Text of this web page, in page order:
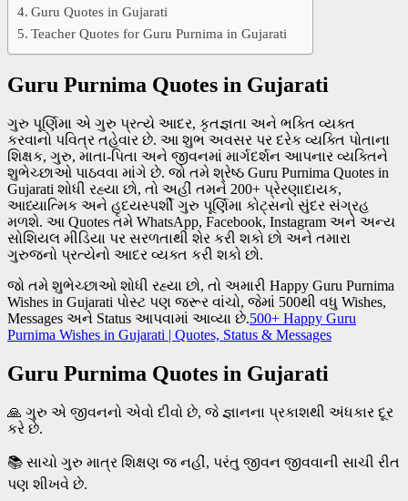
Guru Quotes in Gujarati
Teacher Quotes for Guru Purnima in Gujarati
Guru Purnima Quotes in Gujarati
ગુરુ પૂર્ણિમા એ ગુરુ પ્રત્યે આદર, કૃતજ્ઞતા અને ભક્તિ વ્યક્ત
કરવાનો પવિત્ર તહેવાર છે. આ શુભ અવસર પર દરેક વ્યક્તિ પોતાના
શિક્ષક, ગુરુ, માતા-પિતા અને જીવનમાં માર્ગદર્શન આપનાર વ્યક્તિને
શુભેચ્છાઓ પાઠવવા માંગે છે. જો તમે શ્રેષ્ઠ Guru Purnima Quotes in
Gujarati શોધી રહ્યા છો, તો અહીં તમને 200+ પ્રેરણાદાયક,
આધ્યાત્મિક અને હૃદયસ્પર્શી ગુરુ પૂર્ણિમા કોટ્સનો સુંદર સંગ્રહ
મળશે. આ Quotes તમે WhatsApp, Facebook, Instagram અને અન્ય
સોશિયલ મીડિયા પર સરળતાથી શેર કરી શકો છો અને તમારા
ગુરુજનો પ્રત્યેનો આદર વ્યક્ત કરી શકો છો.
જો તમે શુભેચ્છાઓ શોધી રહ્યા છો, તો અમારી Happy Guru Purnima
Wishes in Gujarati પોસ્ટ પણ જરૂર વાંચો, જેમાં 500થી વધુ Wishes,
Messages અને Status આપવામાં આવ્યા છે.500+ Happy Guru
Purnima Wishes in Gujarati | Quotes, Status & Messages
Guru Purnima Quotes in Gujarati
🙏 ગુરુ એ જીવનનો એવો દીવો છે, જે જ્ઞાનના પ્રકાશથી અંધકાર દૂર
કરે છે.
📚 સાચો ગુરુ માત્ર શિક્ષણ જ નહીં, પરંતુ જીવન જીવવાની સાચી રીત
પણ શીખવે છે.